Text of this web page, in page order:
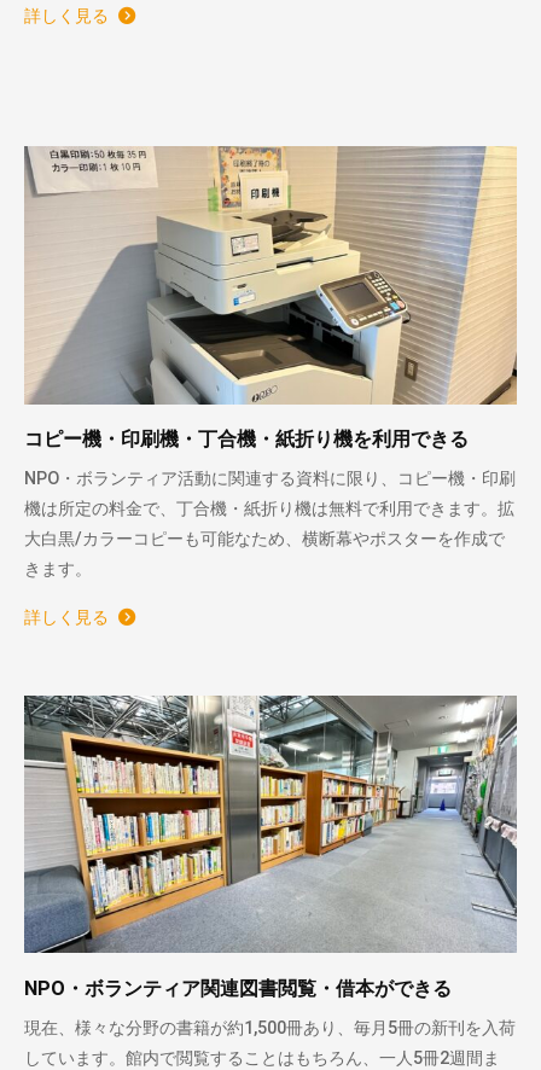
詳しく見る
コピー機・印刷機・丁合機・紙折り機を利用できる
NPO・ボランティア活動に関連する資料に限り、コピー機・印刷
機は所定の料金で、丁合機・紙折り機は無料で利用できます。拡
大白黒/カラーコピーも可能なため、横断幕やポスターを作成で
きます。
詳しく見る
NPO・ボランティア関連図書閲覧・借本ができる
現在、様々な分野の書籍が約1,500冊あり、毎月5冊の新刊を入荷
しています。館内で閲覧することはもちろん、一人5冊2週間ま